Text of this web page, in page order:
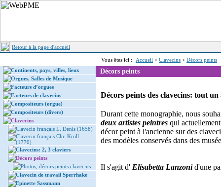
Retour à la page d'accueil
Vous êtes ici : Accueil > Clavecins > Décors peints
Continents, pays, villes, lieux
Orgues, Salles de Musique
Facteurs d’orgues
Facteurs de clavecins
Compositeurs (orgue)
Compositeurs (divers)
Clavecins
Clavecin français L. Denis (1658)
Clavecin français Chr. Kroll
(1770)
Clavecins: 2, 3 claviers
Décors peints
Photos, décors peints clavecins
Clavecin de travail Sperrhake
Epinette Sassmann
Décors peints
Décors peints des clavecins: tout
Durant cette monographie, nous
deux artistes peintres qui
décor peint à l'ancienne sur des
des modèles conservés dans des
Il s'agit d' Elisabetta Lanzoni d'une